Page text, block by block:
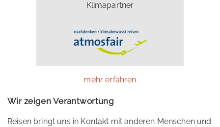
Klimapartner
mehr erfahren
Wir zeigen Verantwortung
Reisen bringt uns in Kontakt mit anderen Menschen und